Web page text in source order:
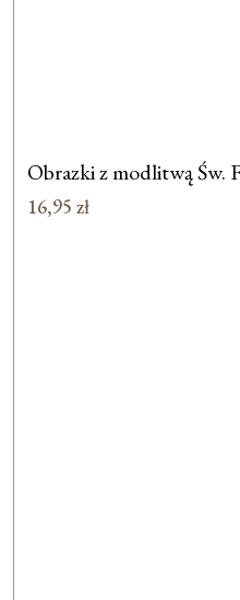
Obrazki z modlitwą Św.
16,95 zł